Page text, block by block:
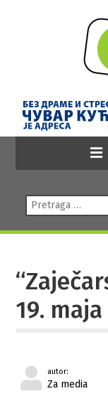
Pretraga:
19. maja
autor:
Za media